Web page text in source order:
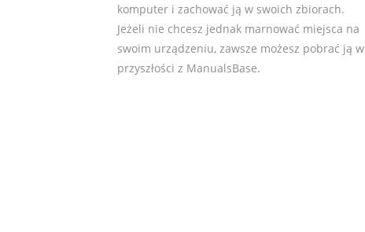
komputer i zachować ją w swoich zbiorach.
Jeżeli nie chcesz jednak marnować miejsca na
swoim urządzeniu, zawsze możesz pobrać ją w
przyszłości z ManualsBase.